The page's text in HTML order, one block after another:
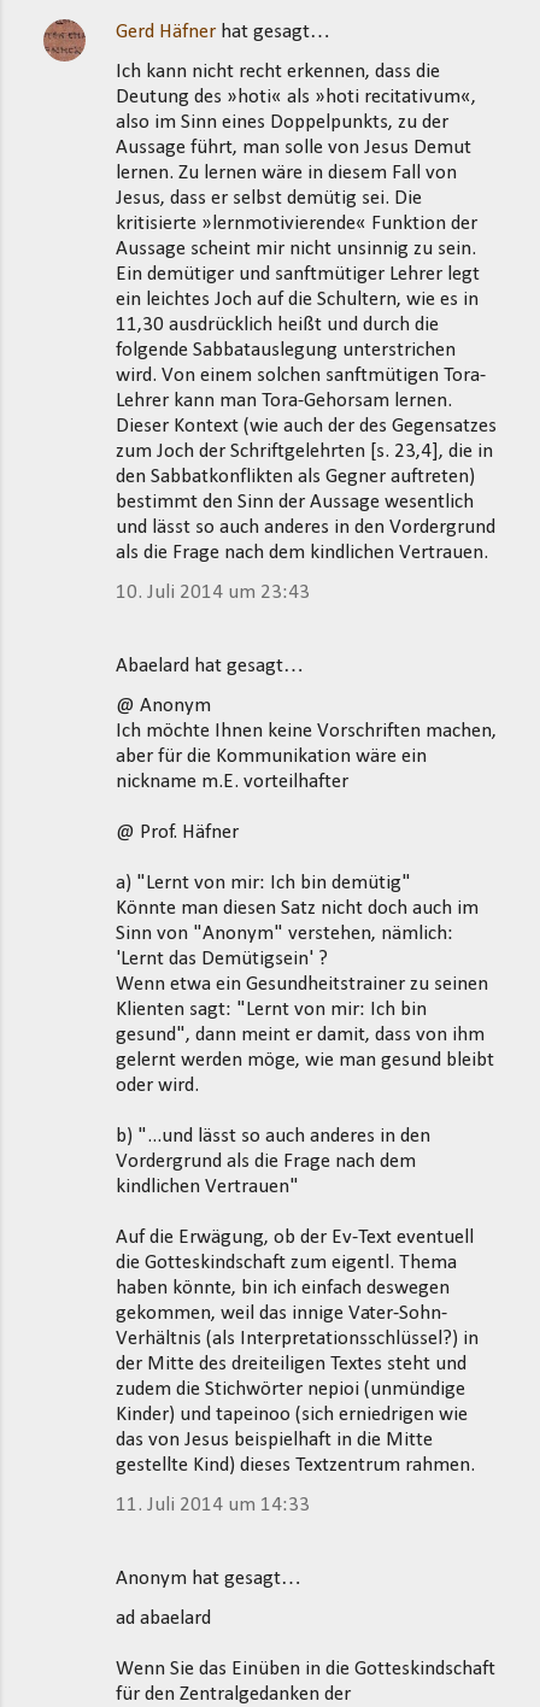
Gerd Häfner hat gesagt…
Ich kann nicht recht erkennen, dass die
Deutung des »hoti« als »hoti recitativum«,
also im Sinn eines Doppelpunkts, zu der
Aussage führt, man solle von Jesus Demut
lernen. Zu lernen wäre in diesem Fall von
Jesus, dass er selbst demütig sei. Die
kritisierte »lernmotivierende« Funktion der
Aussage scheint mir nicht unsinnig zu sein.
Ein demütiger und sanftmütiger Lehrer legt
ein leichtes Joch auf die Schultern, wie es in
11,30 ausdrücklich heißt und durch die
folgende Sabbatauslegung unterstrichen
wird. Von einem solchen sanftmütigen Tora-
Lehrer kann man Tora-Gehorsam lernen.
Dieser Kontext (wie auch der des Gegensatzes
zum Joch der Schriftgelehrten [s. 23,4], die in
den Sabbatkonflikten als Gegner auftreten)
bestimmt den Sinn der Aussage wesentlich
und lässt so auch anderes in den Vordergrund
als die Frage nach dem kindlichen Vertrauen.
10. Juli 2014 um 23:43
Abaelard hat gesagt…
@ Anonym
Ich möchte Ihnen keine Vorschriften machen,
aber für die Kommunikation wäre ein
nickname m.E. vorteilhafter
@ Prof. Häfner
a) "Lernt von mir: Ich bin demütig"
Könnte man diesen Satz nicht doch auch im
Sinn von "Anonym" verstehen, nämlich:
'Lernt das Demütigsein' ?
Wenn etwa ein Gesundheitstrainer zu seinen
Klienten sagt: "Lernt von mir: Ich bin
gesund", dann meint er damit, dass von ihm
gelernt werden möge, wie man gesund bleibt
oder wird.
b) "...und lässt so auch anderes in den
Vordergrund als die Frage nach dem
kindlichen Vertrauen"
Auf die Erwägung, ob der Ev-Text eventuell
die Gotteskindschaft zum eigentl. Thema
haben könnte, bin ich einfach deswegen
gekommen, weil das innige Vater-Sohn-
Verhältnis (als Interpretationsschlüssel?) in
der Mitte des dreiteiligen Textes steht und
zudem die Stichwörter nepioi (unmündige
Kinder) und tapeinoo (sich erniedrigen wie
das von Jesus beispielhaft in die Mitte
gestellte Kind) dieses Textzentrum rahmen.
11. Juli 2014 um 14:33
Anonym hat gesagt…
ad abaelard
Wenn Sie das Einüben in die Gotteskindschaft
für den Zentralgedanken der